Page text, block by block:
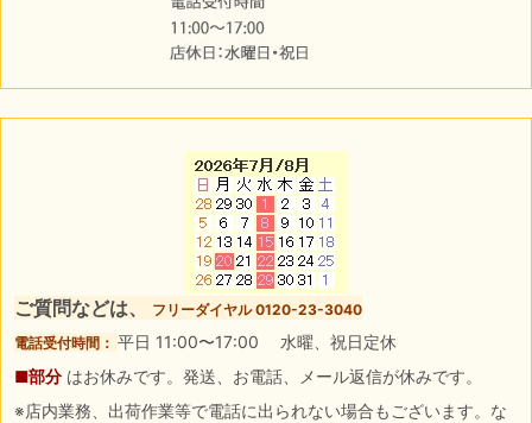
ご質問などは、
フリーダイヤル 0120-23-3040
電話受付時間： 平日 11:00〜17:00 水曜、祝日定休
■部分 はお休みです。発送、お電話、メール返信が休みです。
※店内業務、出荷作業等で電話に出られない場合もございます。な